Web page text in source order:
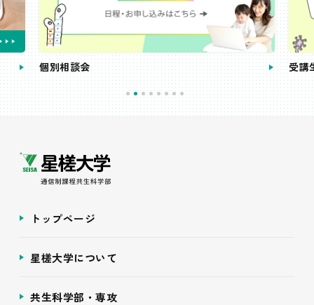
個別相談会 受講
トップページ
星槎大学について
共生科学部・専攻